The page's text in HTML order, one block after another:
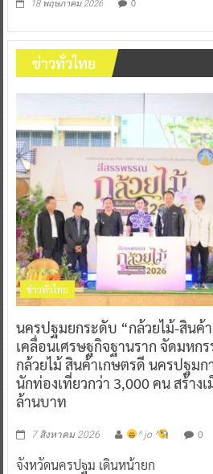
18 พฤษภาคม 2026 0
ข่าวทั่วไทย
ข่าวทั่วไทย
นครปฐมยกระดับ “กล้วยไม้-สิน
เคลื่อนเศรษฐกิจฐานราก จัดมหก
กล้วยไม้ สินค้าเกษตรดี นครปฐมก
นักท่องเที่ยวกว่า 3,000 คน สร้าง
ล้านบาท
7 สิงหาคม 2026 ^ jo ^ 0
จังหวัดนครปฐม เดินหน้ายก